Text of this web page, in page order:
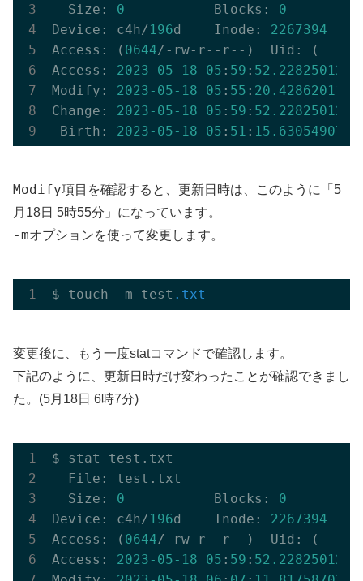
  Size:
0
           Blocks:
0
Device: c4h/196d    Inode: 2267394
Access: ( 0644/-rw-r--r--)  Uid: (
Access: 2023-05-18 05 : 59 : 52.228250128
Modify: 2023-05-18 05 : 55 : 20.428620112
Change: 2023-05-18 05 : 59 : 52.228250128
Birth: 2023-05-18 05 : 51 : 15.630549071
Modify項目を確認すると、更新日時は、このように「5
月18日 5時55分」になっています。
-mオプションを使って変更します。
$ touch -m test .txt
変更後に、もう一度statコマンドで確認します。
下記のように、更新日時だけ変わったことが確認できまし
た。(5月18日 6時7分)
$ stat test.txt
  File: test.txt
  Size:
0
           Blocks:
0
Device: c4h/196d    Inode: 2267394
Access: ( 0644/-rw-r--r--)  Uid: (
Access: 2023-05-18 05 : 59 : 52.228250128